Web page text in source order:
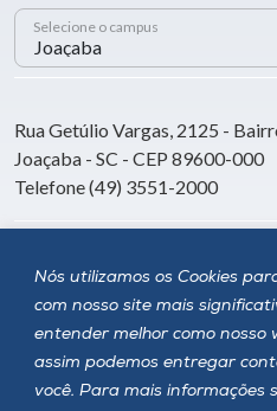
Nós utilizamos os Cookies
com nosso site mais
entender melhor como nosso
assim podemos entregar
você. Para mais informações
Selecione o campus
Rua Getúlio Vargas, 2125 -
Joaçaba - SC - CEP 89600-000
Telefone (49) 3551-2000
Siga a Unoesc